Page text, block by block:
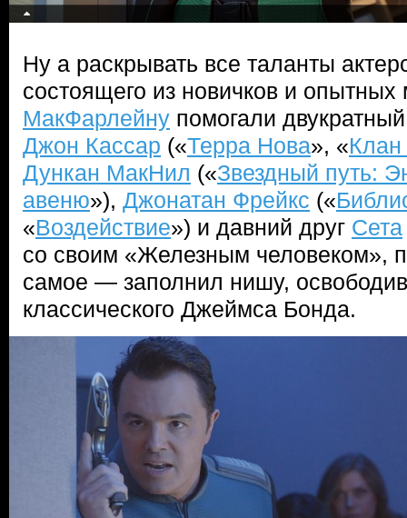
Ну а раскрывать все таланты
состоящего из новичков и опытных
МакФарлейну помогали
Джон Кассар («Терра Нова», «
Дункан МакНил («Звездный путь:
авеню»), Джонатан Фрейкс («
«Воздействие») и давний друг Сета
со своим «Железным человеком»,
самое — заполнил нишу,
классического Джеймса Бонда.